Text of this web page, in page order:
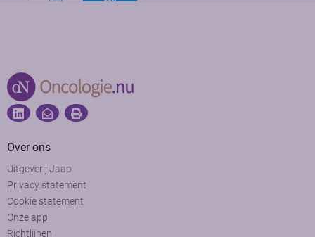
Over ons
Uitgeverij Jaap
Privacy statement
Cookie statement
Onze app
Richtlijnen